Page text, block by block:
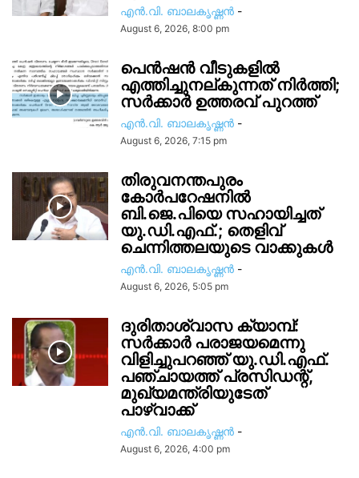
എൻ.വി. ബാലകൃഷ്ണൻ -
August 6, 2026, 8:00 pm
പെൻഷൻ വീടുകളിൽ
എത്തിച്ചുനല്കുന്നത് നിർത്തി;
സര്‍ക്കാർ ഉത്തരവ് പുറത്ത്
എൻ.വി. ബാലകൃഷ്ണൻ -
August 6, 2026, 7:15 pm
തിരുവനന്തപുരം
കോർപറേഷനിൽ
ബി.ജെ.പിയെ സഹായിച്ചത്
യു.ഡി.എഫ്.; തെളിവ്
ചെന്നിത്തലയുടെ വാക്കുകൾ
എൻ.വി. ബാലകൃഷ്ണൻ -
August 6, 2026, 5:05 pm
ദുരിതാശ്വാസ ക്യാമ്പ്:
സർക്കാർ പരാജയമെന്നു
വിളിച്ചുപറഞ്ഞ് യു.ഡി.എഫ്.
പഞ്ചായത്ത് പ്രസിഡന്റ്,
മുഖ്യമന്ത്രിയുടേത്
പാഴ്വാക്ക്
എൻ.വി. ബാലകൃഷ്ണൻ -
August 6, 2026, 4:00 pm